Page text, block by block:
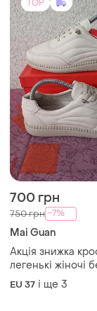
TOP
700 грн
750 грн -7%
Mai Guan
Акція знижка
легенькі жіночі
guan
EU 37 і ще 3